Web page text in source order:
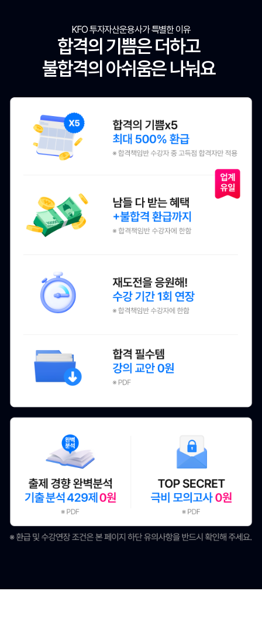
KFO 투자자산운용사가 특별한 이유
합격의 기쁨은 더하고
불합격의 아쉬움은 나눠요